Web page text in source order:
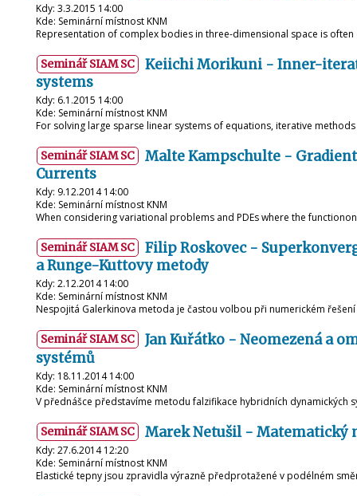
Kdy: 3.3.2015 14:00
Kde: Seminární místnost KNM
Representation of complex bodies in three-dimensional space is
Seminář SIAM SC
Keiichi Morikuni - Inner-
systems
Kdy: 6.1.2015 14:00
Kde: Seminární místnost KNM
For solving large sparse linear systems of equations, iterative
Seminář SIAM SC
Malte Kampschulte -
Currents
Kdy: 9.12.2014 14:00
Kde: Seminární místnost KNM
When considering variational problems and PDEs where the
Seminář SIAM SC
Filip Roskovec -
a Runge-Kuttovy metody
Kdy: 2.12.2014 14:00
Kde: Seminární místnost KNM
Nespojitá Galerkinova metoda je častou volbou při numerickém řešení
Seminář SIAM SC
Jan Kuřátko - Neomezená a
systémů
Kdy: 18.11.2014 14:00
Kde: Seminární místnost KNM
V přednášce představíme metodu falzifikace hybridních dynamických
Seminář SIAM SC Marek Netušil - Matematický
Kdy: 27.6.2014 12:20
Kde: Seminární místnost KNM
Elastické tepny jsou zpravidla výrazně předprotažené v podélném